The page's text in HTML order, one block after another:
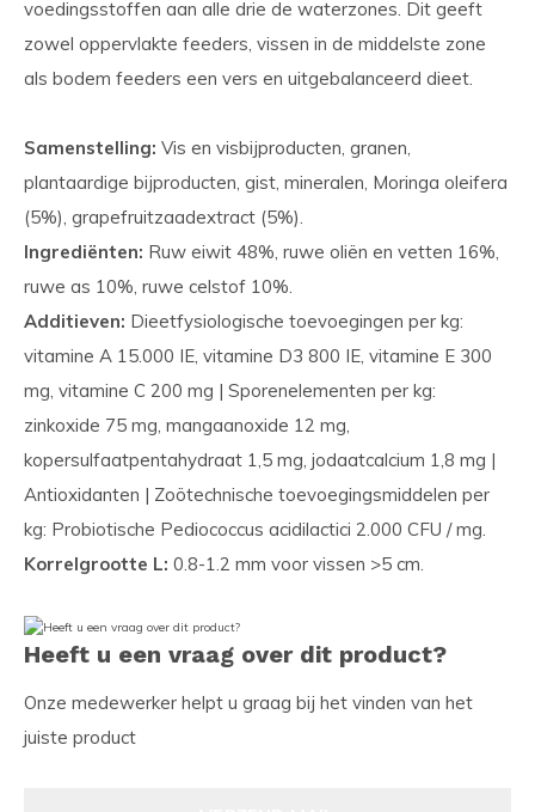
voedingsstoffen aan alle drie de waterzones. Dit geeft
zowel oppervlakte feeders, vissen in de middelste zone
als bodem feeders een vers en uitgebalanceerd dieet.
Samenstelling: Vis en visbijproducten, granen,
plantaardige bijproducten, gist, mineralen, Moringa oleifera
(5%), grapefruitzaadextract (5%).
Ingrediënten: Ruw eiwit 48%, ruwe oliën en vetten 16%,
ruwe as 10%, ruwe celstof 10%.
Additieven: Dieetfysiologische toevoegingen per kg:
vitamine A 15.000 IE, vitamine D3 800 IE, vitamine E 300
mg, vitamine C 200 mg | Sporenelementen per kg:
zinkoxide 75 mg, mangaanoxide 12 mg,
kopersulfaatpentahydraat 1,5 mg, jodaatcalcium 1,8 mg |
Antioxidanten | Zoötechnische toevoegingsmiddelen per
kg: Probiotische Pediococcus acidilactici 2.000 CFU / mg.
Korrelgrootte L: 0.8-1.2 mm voor vissen >5 cm.
Heeft u een vraag over dit product?
Onze medewerker helpt u graag bij het vinden van het
juiste product